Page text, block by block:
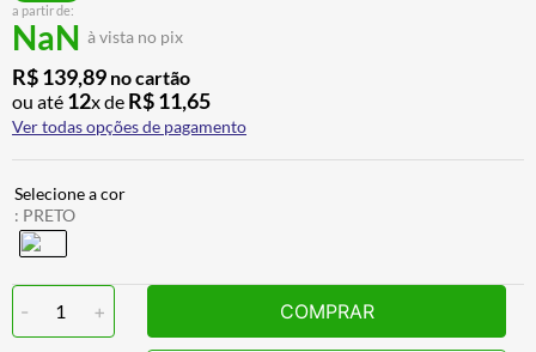
a partir de:
NaN à vista no pix
R$139,89 no cartão
ou até 12x de R$11,65
Ver todas opções de pagamento
: PRETO
- 1 + COMPRAR